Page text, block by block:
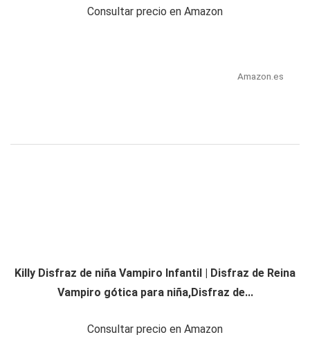
Consultar precio en Amazon
Amazon.es
Killy Disfraz de niña Vampiro Infantil | Disfraz de Reina
Vampiro gótica para niña,Disfraz de...
Consultar precio en Amazon